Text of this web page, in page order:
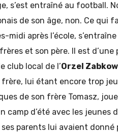
s’est entraîné au football.
de son âge, non. Ce qui
midi après l’école,
et son père. Il est
club local de l’Orzel
frère, lui étant encore trop
de son frère Tomasz,
camp d’été avec les
parents lui avaient